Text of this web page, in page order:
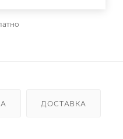
ДОСТАВКА